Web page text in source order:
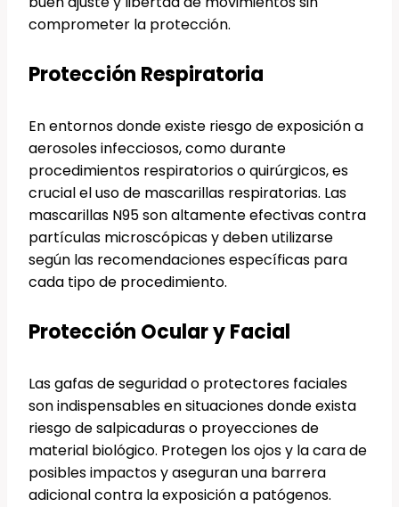
comprometer la protección.
Protección Respiratoria
En entornos donde existe riesgo de exposición a
aerosoles infecciosos, como durante
procedimientos respiratorios o quirúrgicos, es
crucial el uso de mascarillas respiratorias. Las
mascarillas N95 son altamente efectivas contra
partículas microscópicas y deben utilizarse
según las recomendaciones específicas para
cada tipo de procedimiento.
Protección Ocular y Facial
Las gafas de seguridad o protectores faciales
son indispensables en situaciones donde exista
riesgo de salpicaduras o proyecciones de
material biológico. Protegen los ojos y la cara de
posibles impactos y aseguran una barrera
adicional contra la exposición a patógenos.